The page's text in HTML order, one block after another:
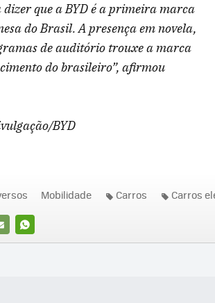
dizer que a BYD é a primeira marca
do Brasil. A presença em novela,
de auditório trouxe a marca
do brasileiro”, afirmou
BYD
WHATSAPP
Mobilidade Carros Carros